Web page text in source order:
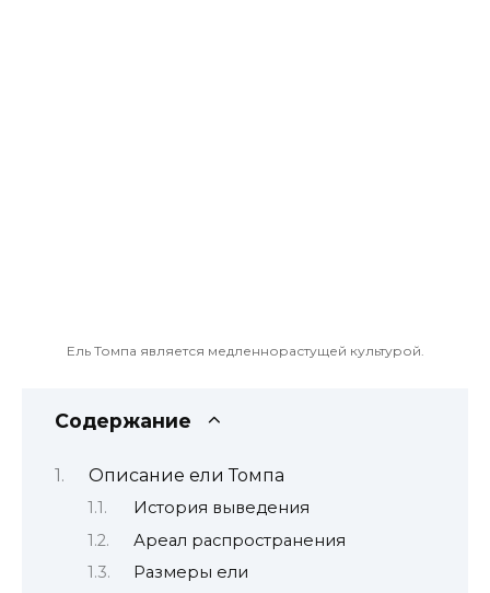
Ель Томпа является медленнорастущей культурой.
Содержание
Описание ели Томпа
История выведения
Ареал распространения
Размеры ели